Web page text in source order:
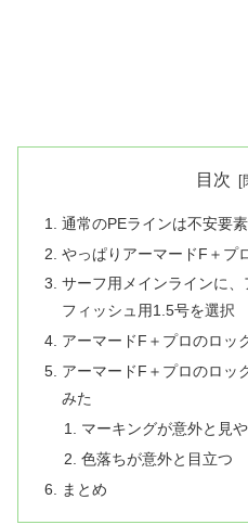
目次
通常のPEラインは不安要
やっぱりアーマードF＋プ
サーフ用メインラインに
フィッシュ用1.5号を選択
アーマードF＋プロのロッ
アーマードF＋プロのロッ
みた
マーキングが意外と見
色落ちが意外と目立つ
まとめ